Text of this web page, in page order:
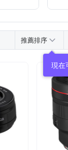
推薦排序